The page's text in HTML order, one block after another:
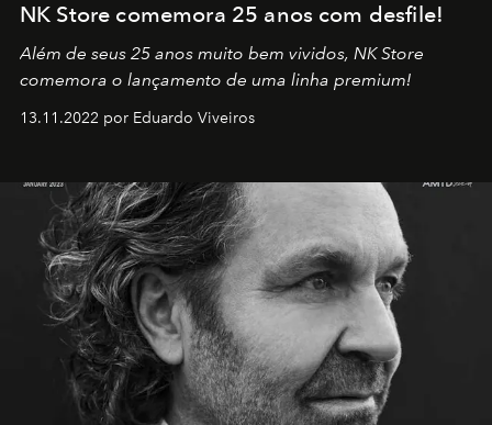
NK Store comemora 25 anos com desfile!
Além de seus 25 anos muito bem vividos, NK Store
comemora o lançamento de uma linha premium!
13.11.2022 por Eduardo Viveiros